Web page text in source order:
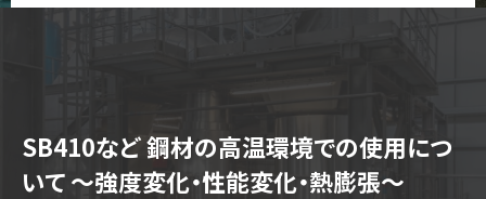
SB410など 鋼材の高温環境での使用につ
いて ～強度変化・性能変化・熱膨張～